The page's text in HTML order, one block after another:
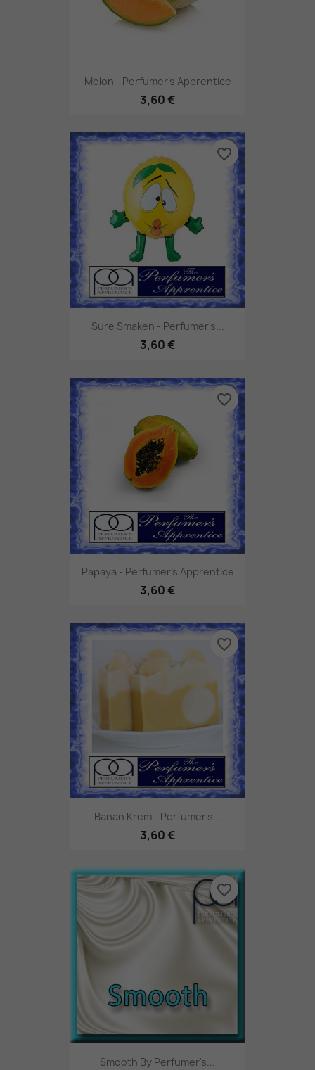
Melon - Perfumer's Apprentice
3,60 €
Sure Smaken - Perfumer's...
3,60 €
favorite_border
Papaya - Perfumer's Apprentice
3,60 €
favorite_border
Banan Krem - Perfumer's...
3,60 €
favorite_border
Smooth By Perfumer's...
favorite_border